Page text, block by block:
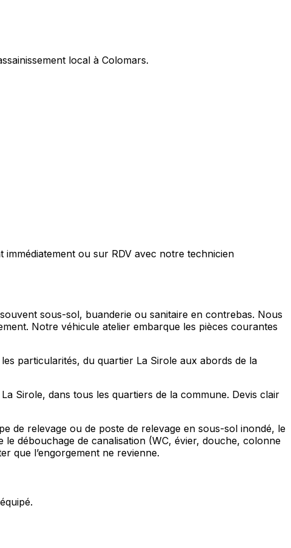
local à Colomars.
immédiatement ou sur RDV avec notre technicien
sous-sol, buanderie ou sanitaire en contrebas. Nous
Notre véhicule atelier embarque les pièces courantes
particularités, du quartier La Sirole aux abords de la
Sirole, dans tous les quartiers de la commune. Devis clair
de relevage ou de poste de relevage en sous-sol inondé, le
débouchage de canalisation (WC, évier, douche, colonne
que l’engorgement ne revienne.